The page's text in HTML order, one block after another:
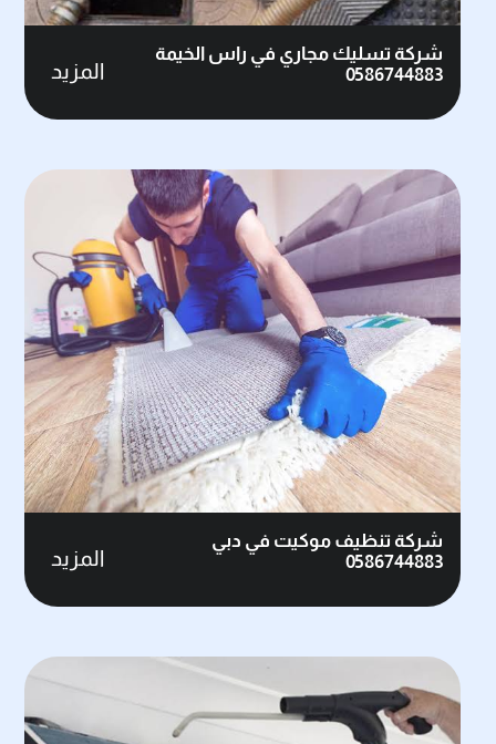
شركة تسليك مجاري في راس الخيمة
0586744883
المزيد
شركة تنظيف موكيت في دبي
0586744883
المزيد